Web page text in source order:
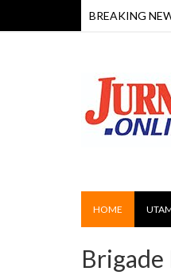
BREAKING
Dinas Pendidikan Juara Futsal
HOME
Brigade